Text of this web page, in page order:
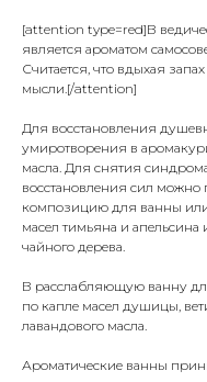
[attention type=red]В
является ароматом
Считается, что вдыхая
мысли.[/attention]
Для восстановления
умиротворения в
масла. Для снятия
восстановления сил можно
композицию для ванны
масел тимьяна и
чайного дерева.
В расслабляющую ванну
по капле масел душицы,
лавандового масла.
Ароматические ванны